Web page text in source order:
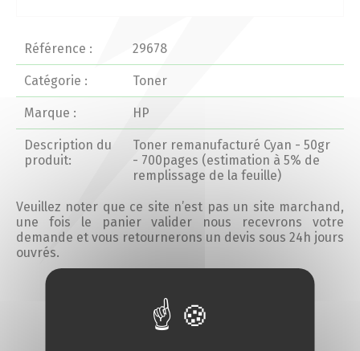
Professionnels
Particuliers
Catalogue
Analyse des besoins
Référence : 29678
Catégorie : Toner
Marque : HP
Description du
produit:
Toner remanufacturé Cyan - 50gr
- 700pages (estimation à 5% de
remplissage de la feuille)
Veuillez noter que ce site n’est pas un site marchand,
une fois le panier valider nous recevrons votre
demande et vous retournerons un devis sous 24h jours
ouvrés.